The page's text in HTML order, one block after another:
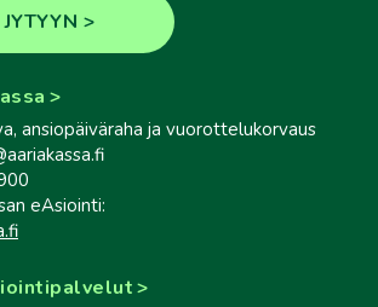
ansiopäiväraha ja vuorottelukorvaus
eAsiointi: